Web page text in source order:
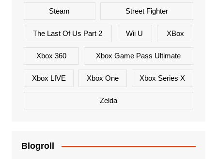
Steam Street Fighter
The Last Of Us Part 2 Wii U XBox
Xbox 360 Xbox Game Pass Ultimate
Xbox LIVE Xbox One Xbox Series X
Zelda
Blogroll